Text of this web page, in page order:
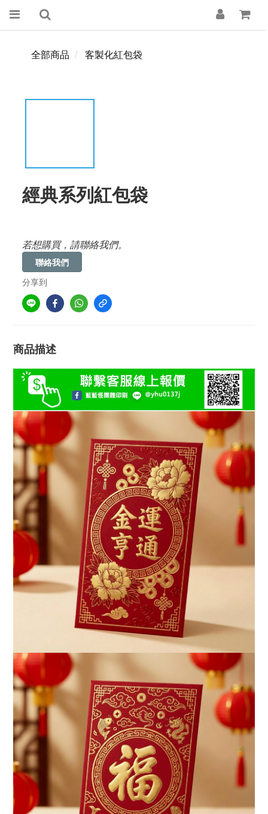
全部商品 客製化紅包袋
經典系列紅包袋
若想購買，請聯絡我們。
聯絡我們
分享到
商品描述